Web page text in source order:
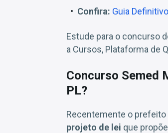
Confira: Guia
Estude para o concurso
a Cursos, Plataforma de
Concurso Semed
PL?
Recentemente o prefeito
projeto de lei que